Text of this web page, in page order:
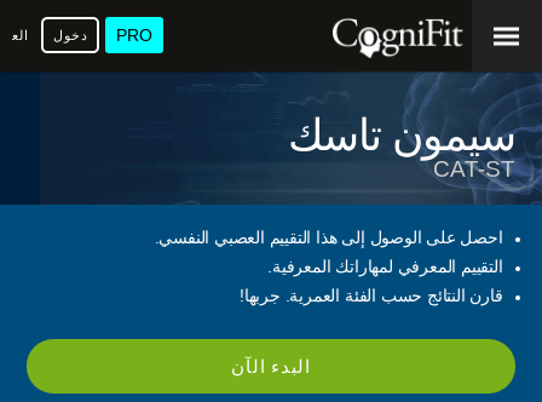
PRO دخول
سيمون تاسك
CAT-ST
احصل على الوصول إلى هذا التقييم العصبي النفسي.
التقييم المعرفي لمهاراتك المعرفية.
قارن النتائج حسب الفئة العمرية. جربها!
البدء الآن